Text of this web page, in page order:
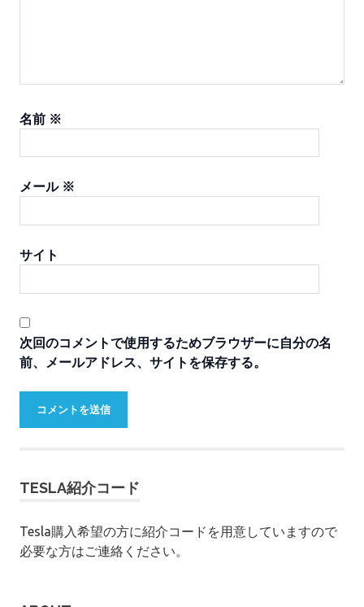
名前 ※
メール ※
サイト
次回のコメントで使用するためブラウザーに自分の名
前、メールアドレス、サイトを保存する。
TESLA紹介コード
Tesla購入希望の方に紹介コードを用意していますので
必要な方はご連絡ください。